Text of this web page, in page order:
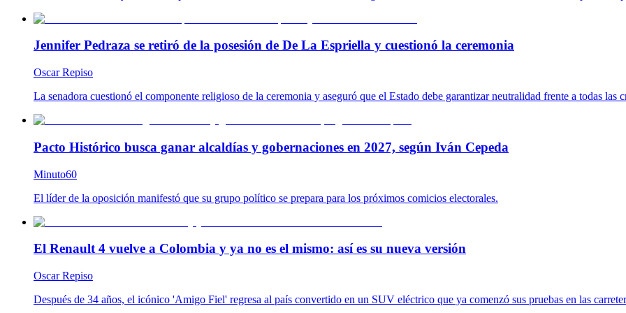
Jennifer Pedraza se retiró de la posesión de De La Espriella y cuestionó la ceremonia
Oscar Repiso
La senadora cuestionó el componente religioso de la ceremonia y aseguró que el Estado debe garantizar neutralidad frente a todas las
Pacto Histórico busca ganar alcaldías y gobernaciones en 2027, según Iván Cepeda
Minuto60
El líder de la oposición manifestó que su grupo político se prepara para los próximos comicios electorales.
El Renault 4 vuelve a Colombia y ya no es el mismo: así es su nueva versión
Oscar Repiso
Después de 34 años, el icónico 'Amigo Fiel' regresa al país convertido en un SUV eléctrico que ya comenzó sus pruebas en las